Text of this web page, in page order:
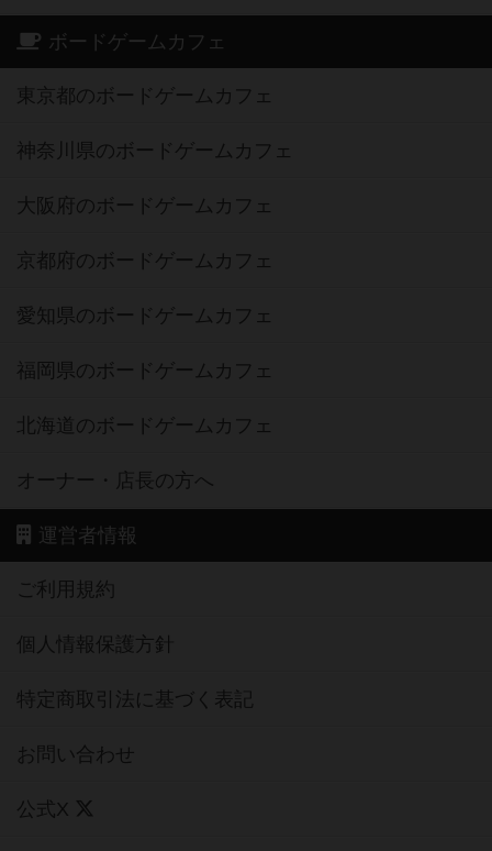
ボードゲームカフェ
東京都のボードゲームカフェ
神奈川県のボードゲームカフェ
大阪府のボードゲームカフェ
京都府のボードゲームカフェ
愛知県のボードゲームカフェ
福岡県のボードゲームカフェ
北海道のボードゲームカフェ
オーナー・店長の方へ
運営者情報
ご利用規約
個人情報保護方針
特定商取引法に基づく表記
お問い合わせ
公式X